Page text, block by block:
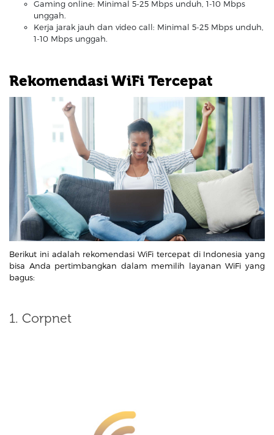
Gaming online: Minimal 5-25 Mbps unduh, 1-10 Mbps
unggah.
Kerja jarak jauh dan video call: Minimal 5-25 Mbps unduh,
1-10 Mbps unggah.
Rekomendasi WiFi Tercepat
Berikut ini adalah rekomendasi WiFi tercepat di Indonesia yang
bisa Anda pertimbangkan dalam memilih layanan WiFi yang
bagus:
1. Corpnet